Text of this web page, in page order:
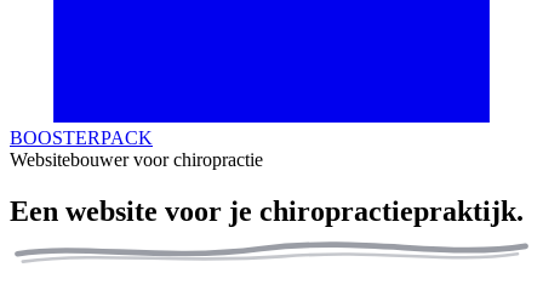
BOOSTERPACK
Websitebouwer voor chiropractie
Een website voor je chiropractiepraktijk.